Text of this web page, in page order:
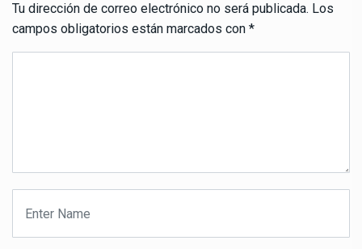
Tu dirección de correo electrónico no será publicada. Los
campos obligatorios están marcados con *